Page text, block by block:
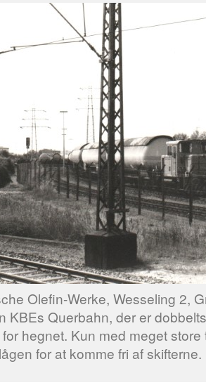
Olefin-Werke, Wesseling 2,
KBEs Querbahn, der er
hegnet. Kun med meget
lågen for at komme fri af